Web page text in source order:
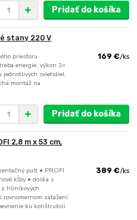
Pridať do košíka
stany 220 V
priestoru
energie, výkon 3×
jednotlivých svietidiel
montáž na
169 €/ks
Pridať do košíka
2,8 m x 53 cm,
pult • PROFI
kĺby • doska s
z hliníkových
rovnomernom zaťažení
ku konštrukcii
389 €/ks